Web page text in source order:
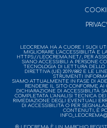
LEOCREMA HA A CUORE I SUOI
MIGLIORARE L’ACCESSIBILITÀ E
HTTPS://LEOCREMA.NET/, PER
SIANO ACCESSIBILI A PERSONE
TECNOLOGIA DI LETTURA
DIRETTIVA (UE) 2019/882 E LE
STRUMENTI
SIAMO ATTUALMENTE IN FASE DI
RENDERE IL SITO CONFORME AI
DICHIARAZIONE DI ACCESSIBILITÀ
COMPLETATA L’ANALISI TECNICA
RIMEDIAZIONE DEGLI EVENTUALI
DI ACCESSIBILITÀ O PER
CONTENUTI, È
® LEOCREMA È UN MARCHIO